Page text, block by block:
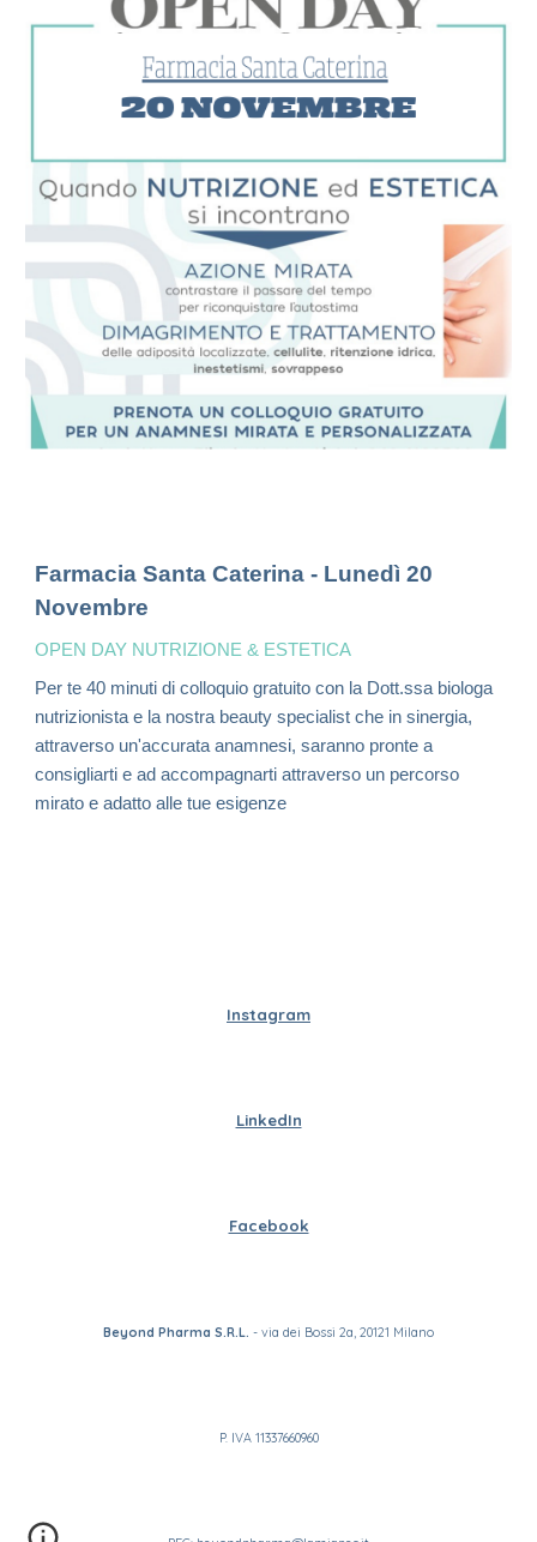
Farmacia Santa Caterina - Lunedì 20
Novembre
OPEN DAY NUTRIZIONE & ESTETICA
Per te 40 minuti di colloquio gratuito con la Dott.ssa biologa
nutrizionista e la nostra beauty specialist che in sinergia,
attraverso un'accurata anamnesi, saranno pronte a
consigliarti e ad accompagnarti attraverso un percorso
mirato e adatto alle tue esigenze
Instagram
LinkedIn
Facebook
Beyond Pharma S.R.L. - via dei Bossi 2a, 20121 Milano
P. IVA 11337660960